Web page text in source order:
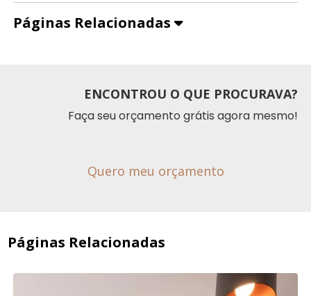
Páginas Relacionadas
ENCONTROU O QUE PROCURAVA?
Faça seu orçamento grátis agora mesmo!
Quero meu orçamento
Páginas Relacionadas